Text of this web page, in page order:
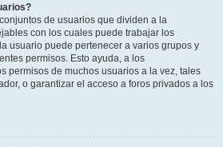
de usuarios que dividen a la
con los cuales puede trabajar los
usuario puede pertenecer a varios grupos y
permisos. Esto ayuda, a los
permisos de muchos usuarios a la vez, tales
o garantizar el acceso a foros privados a los